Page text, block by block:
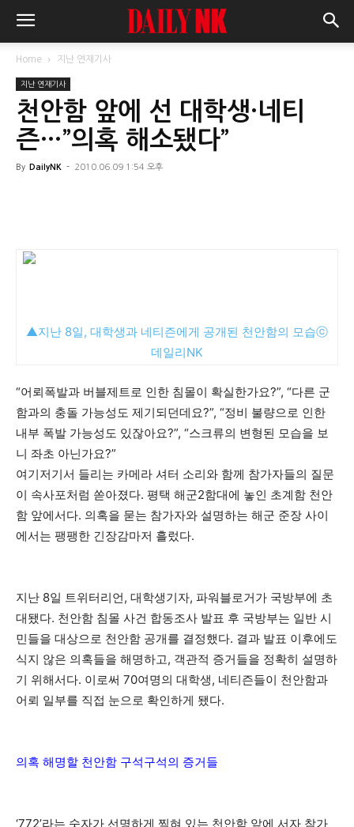
Home 지난 연재기사
지난 연재기사
천안함 앞에 선 대학생·네티
즌…”의혹 해소됐다”
By DailyNK - 2010.06.09 1:54 오후
▲지난 8일, 대학생과 네티즌에게 공개된 천안함의 모습ⓒ
데일리NK
“어뢰폭발과 버블제트로 인한 침몰이 확실한가요?”, “다른 군
함과의 충돌 가능성도 제기되던데요?”, “정비 불량으로 인한
내부 폭발 가능성도 있잖아요?”, “스크류의 변형된 모습을 보
니 좌초 아닌가요?”
여기저기서 들리는 카메라 셔터 소리와 함께 참가자들의 질문
이 속사포처럼 쏟아졌다. 평택 해군2함대에 놓인 초계함 천안
함 앞에서다. 의혹을 묻는 참가자와 설명하는 해군 준장 사이
에서는 팽팽한 긴장감마저 흘렀다.
지난 8일 트위터리언, 대학생기자, 파워블로거가 국방부에 초
대됐다. 천안함 침몰 사건 합동조사 발표 후 국방부는 일반 시
민들을 대상으로 천안함 공개를 결정했다. 결과 발표 이후에도
식지 않은 의혹들을 해명하고, 객관적 증거들을 정확히 설명하
기 위해서다. 이로써 70여명의 대학생, 네티즌들이 천안함과
어뢰 일부를 직접 눈으로 확인하게 됐다.
의혹 해명할 천안함 구석구석의 증거들
‘772’라는 숫자가 선명하게 찍혀 있는 천안함 앞에 서자 참가